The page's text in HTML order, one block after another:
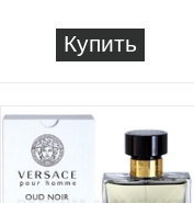
Купить